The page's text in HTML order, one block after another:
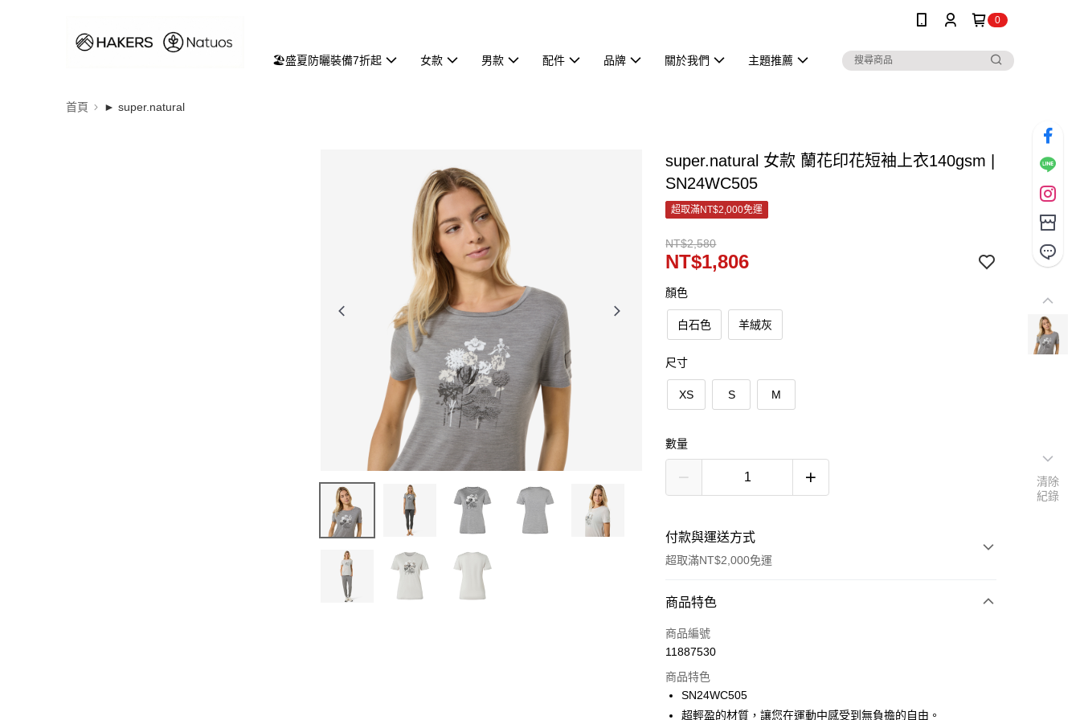
0
🏖️盛夏防曬裝備7折起 女款 男款 配件 品牌 關於我們 主題推薦
首頁 ► super.natural
super.natural 女款 蘭花印花短袖上衣140gsm |
SN24WC505
超取滿NT$2,000免運
NT$2,580
NT$1,806
顏色
白石色 羊絨灰
尺寸
XS S M
數量
付款與運送方式
超取滿NT$2,000免運
付款方式
信用卡一次付款
Apple Pay
商品特色
商品編號
11887530
商品特色
SN24WC505
超輕盈的材質，讓您在運動中感受到無負擔的自由。
清除
紀錄